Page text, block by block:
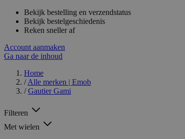
Bekijk bestelling en verzendstatus
Bekijk bestelgeschiedenis
Reken sneller af
Account aanmaken
Ga naar de inhoud
Home
/ Alle merken | Emob
/ Gautier Gami
Filteren
Met wielen